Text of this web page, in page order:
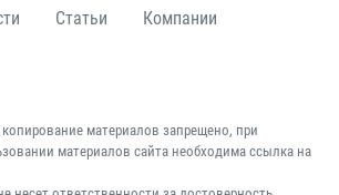
Статьи Компании
материалов запрещено, при
материалов сайта необходима ссылка на